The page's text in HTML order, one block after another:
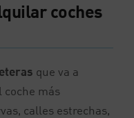
coches
que va a
más
calles estrechas,